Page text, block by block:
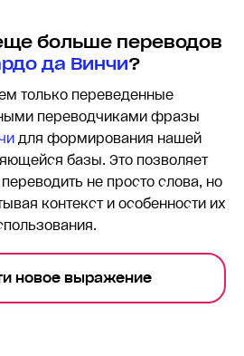
больше переводов
да Винчи?
только переведенные
переводчиками фразы
для формирования нашей
базы. Это позволяет
не просто слова, но
контекст и особенности их
новое выражение